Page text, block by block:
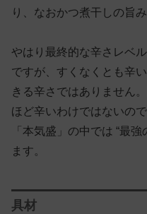
り、なおかつ煮干しの旨
やはり最終的な辛さレベ
ですが、すくなくとも辛
きる辛さではありません
ほど辛いわけではないの
「本気盛」の中では “最
ます。
具材